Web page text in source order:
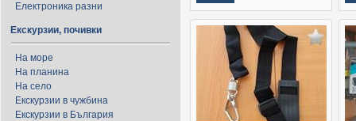
Електроника разни
Екскурзии, почивки
На море
На планина
На село
Екскурзии в чужбина
Екскурзии в България